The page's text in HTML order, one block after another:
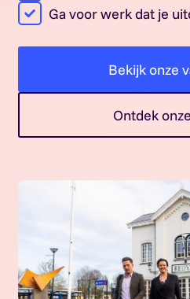
Ga voor werk dat je
Bekijk onze
Ontdek